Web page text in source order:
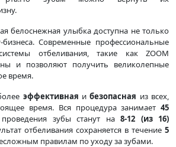
белоснежная улыбка доступна не только
Современные профессиональные
отбеливания, такие как ZOOM
и позволяют получить великолепные
время.
эффективная ибезопасная из всех,
время. Вся процедура занимает 45
зубы станут на 8-12 (из 16)
отбеливания сохраняется в течение 5
правилам по уходу за зубами.